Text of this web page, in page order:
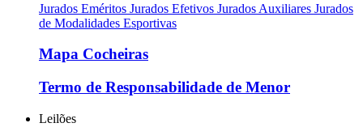
Jurados Eméritos Jurados Efetivos Jurados Auxiliares Jurados
de Modalidades Esportivas
Mapa Cocheiras
Termo de Responsabilidade de Menor
Leilões